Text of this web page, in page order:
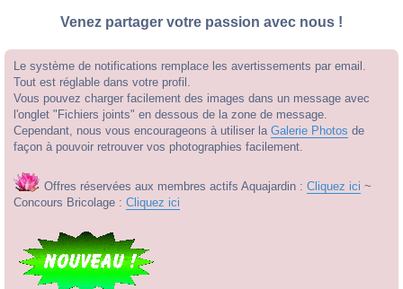
Venez partager votre passion avec nous !
Le système de notifications remplace les avertissements par email.
Tout est réglable dans votre profil.
Vous pouvez charger facilement des images dans un message avec
l'onglet "Fichiers joints" en dessous de la zone de message.
Cependant, nous vous encourageons à utiliser la Galerie Photos de
façon à pouvoir retrouver vos photographies facilement.
Offres réservées aux membres actifs Aquajardin : Cliquez ici ~
Concours Bricolage : Cliquez ici